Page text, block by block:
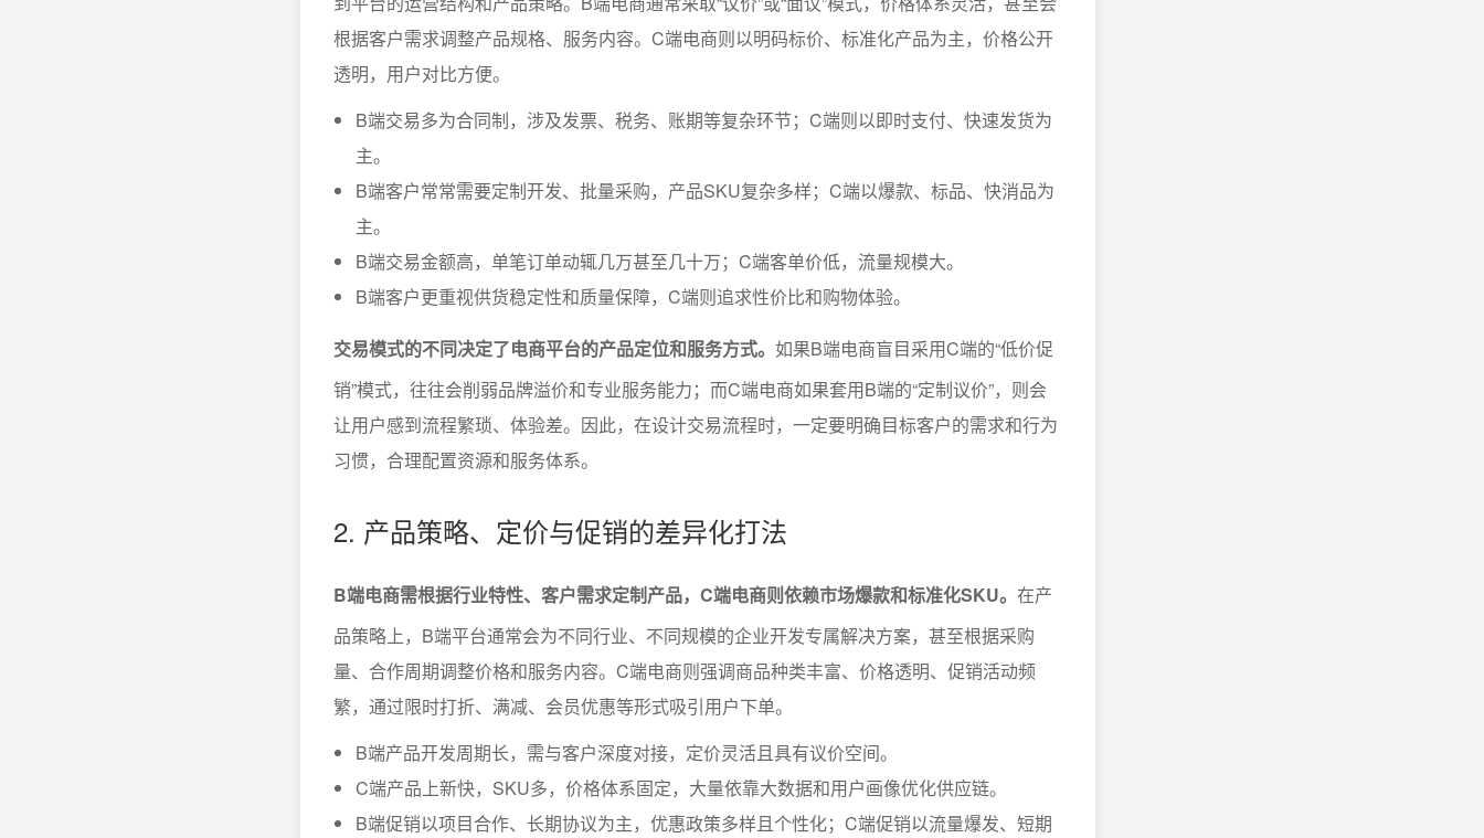
根据客户需求调整产品规格、服务内容。C端电商则以明码标价、标准化产品为主，价格公开
透明，用户对比方便。
B端交易多为合同制，涉及发票、税务、账期等复杂环节；C端则以即时支付、快速发货为
主。
B端客户常常需要定制开发、批量采购，产品SKU复杂多样；C端以爆款、标品、快消品为
主。
B端交易金额高，单笔订单动辄几万甚至几十万；C端客单价低，流量规模大。
B端客户更重视供货稳定性和质量保障，C端则追求性价比和购物体验。
交易模式的不同决定了电商平台的产品定位和服务方式。 如果B端电商盲目采用C端的“低价促
销”模式，往往会削弱品牌溢价和专业服务能力；而C端电商如果套用B端的“定制议价”，则会
让用户感到流程繁琐、体验差。因此，在设计交易流程时，一定要明确目标客户的需求和行为
习惯，合理配置资源和服务体系。
2. 产品策略、定价与促销的差异化打法
B端电商需根据行业特性、客户需求定制产品，C端电商则依赖市场爆款和标准化SKU。 在产
品策略上，B端平台通常会为不同行业、不同规模的企业开发专属解决方案，甚至根据采购
量、合作周期调整价格和服务内容。C端电商则强调商品种类丰富、价格透明、促销活动频
繁，通过限时打折、满减、会员优惠等形式吸引用户下单。
B端产品开发周期长，需与客户深度对接，定价灵活且具有议价空间。
C端产品上新快，SKU多，价格体系固定，大量依靠大数据和用户画像优化供应链。
B端促销以项目合作、长期协议为主，优惠政策多样且个性化；C端促销以流量爆发、短期